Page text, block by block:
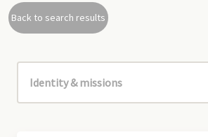
Back to search results